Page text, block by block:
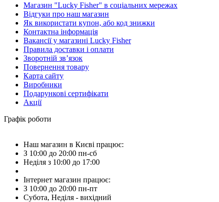
Магазин "Lucky Fisher" в соціальних мережах
Відгуки про наш магазин
Як використати купон, або код знижки
Контактна інформація
Вакансії у магазині Lucky Fisher
Правила доставки і оплати
Зворотній зв’язок
Повернення товару
Карта сайту
Виробники
Подарункові сертифікати
Акції
Графік роботи
Наш магазин в Києві працює:
З 10:00 до 20:00 пн-сб
Неділя з 10:00 до 17:00
Інтернет магазин працює:
З 10:00 до 20:00 пн-пт
Субота, Неділя - вихідний